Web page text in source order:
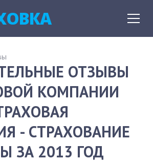
ОТЗЫВЫ
КОМПАНИИ
- СТРАХОВАНИЕ
ЗА 2013 ГОД